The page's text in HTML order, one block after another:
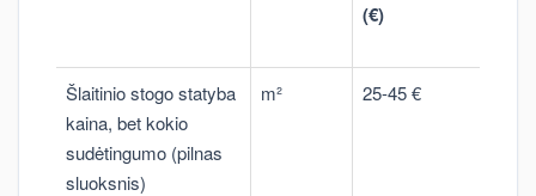
(€)
Šlaitinio stogo statyba
kaina, bet kokio
sudėtingumo (pilnas
sluoksnis)
m² 25-45 €